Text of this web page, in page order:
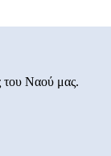
του Ναού μας.